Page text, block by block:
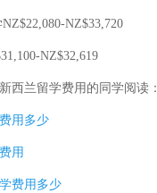
NZ$33,720
NZ$32,619
西兰留学费用 的同学阅读：
用多少
用
费用多少